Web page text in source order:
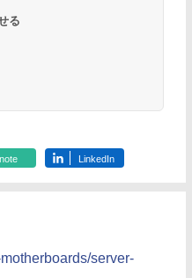
る
note LinkedIn
server-